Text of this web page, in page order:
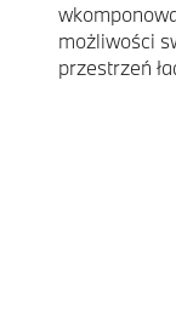
możliwości
przestrzeń